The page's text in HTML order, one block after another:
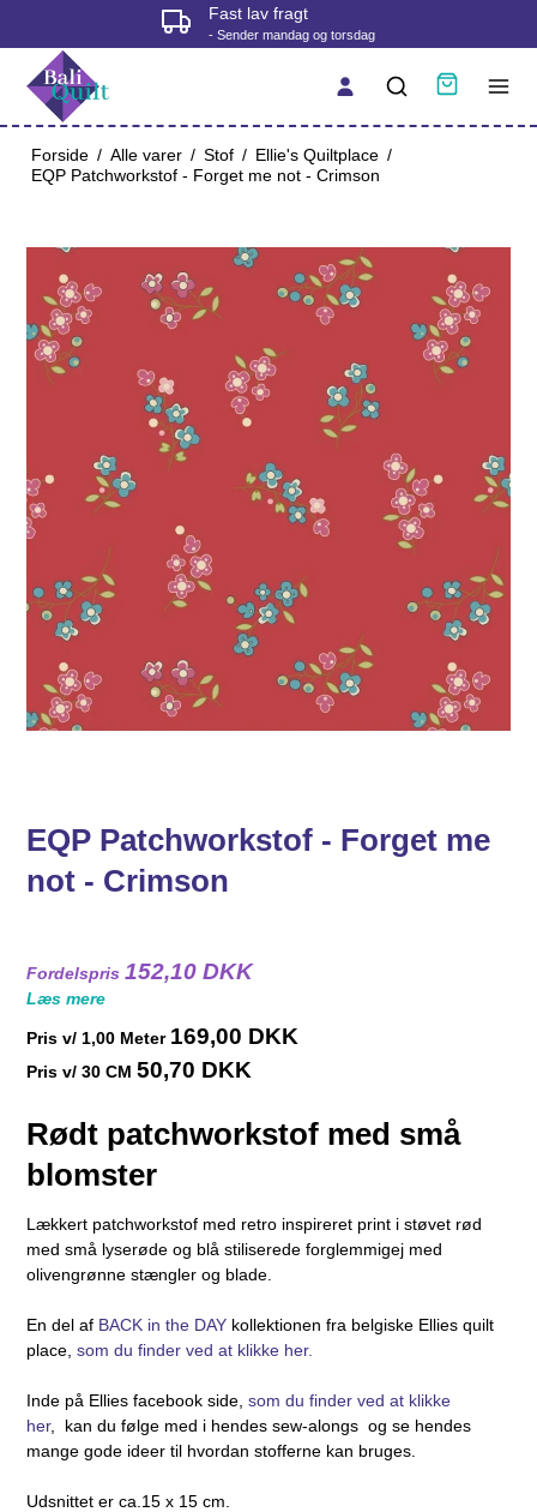
Fysisk butik i Korsør
- tjek åbningstider før du kommer
Forside / Alle varer / Stof / Ellie's Quiltplace /
EQP Patchworkstof - Forget me not - Crimson
EQP Patchworkstof - Forget me
not - Crimson
Fordelspris152,10 DKK
Læs mere
Pris v/ 1,00 Meter 169,00 DKK
Pris v/ 30 CM 50,70 DKK
Rødt patchworkstof med små
blomster
Lækkert patchworkstof med retro inspireret print i støvet rød
med små lyserøde og blå stiliserede forglemmigej med
olivengrønne stængler og blade.
En del af BACK in the DAY kollektionen fra belgiske Ellies quilt
place,som du finder ved at klikke her.
Inde på Ellies facebook side,som du finder ved at klikke
her, kan du følge med i hendes sew-alongs og se hendes
mange gode ideer til hvordan stofferne kan bruges.
Udsnittet er ca.15 x 15 cm.